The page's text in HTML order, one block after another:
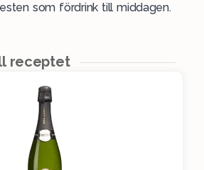
som fördrink till middagen.
receptet